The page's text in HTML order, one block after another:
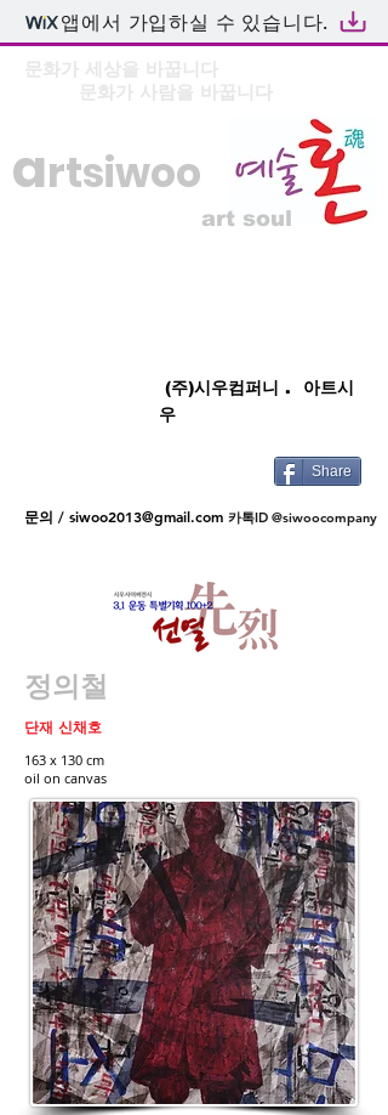
앱에서 가입하실 수 있습니다.
문화가 세상을 바꿉니다
문화가 사람을 바꿉니다
artsiwoo
art soul
(주)시우컴퍼니 . 아트시
우
Share
문의 / siwoo2013@gmail.com 카톡ID @siwoocompany
정의철
단재 신채호
163 x 130 cm
​oil on canvas